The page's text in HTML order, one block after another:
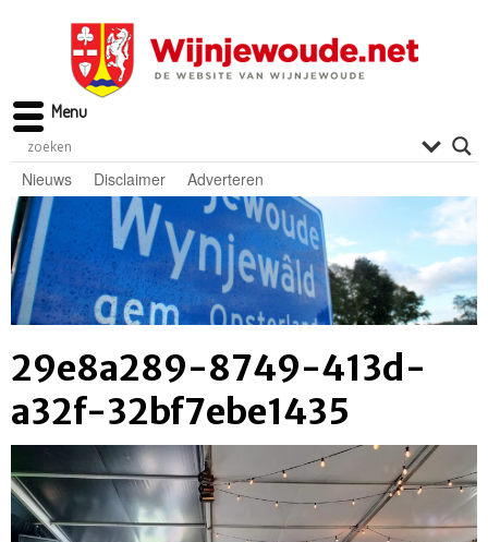
Nieuws Disclaimer Adverteren
29e8a289-8749-413d-
a32f-32bf7ebe1435
Menu